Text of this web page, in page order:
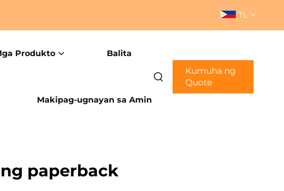
TL
Produkto Balita
Makipag-ugnayan sa Amin
Kumuha ng
Quote
paperback